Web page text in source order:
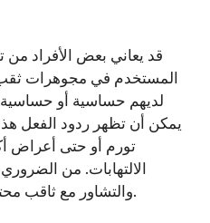
قد يعاني بعض الأفراد
المستخدم في مجوهرات
لديهم حساسية أو حساسية
يمكن أن تظهر ردود الفعل
تورم أو حتى أعراض
الالتهابات. من
والتشاور مع ثاقب محترف لتقليل مخاطر الحساسية.